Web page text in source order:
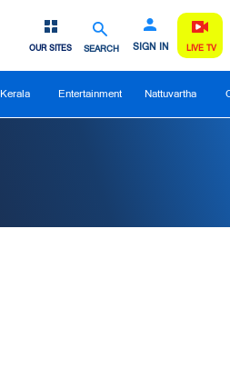
SEARCH SIGN IN
OUR SITES LIVE TV
Kerala Entertainment Nattuvartha